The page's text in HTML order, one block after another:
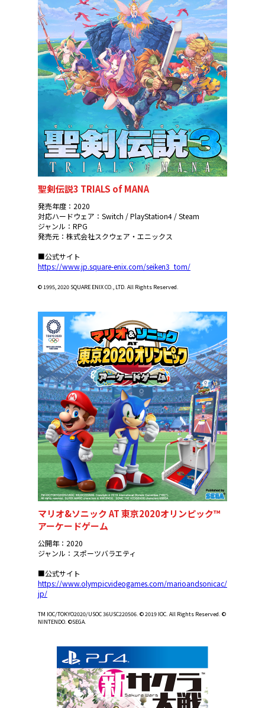
聖剣伝説3 TRIALS of MANA
発売年度：2020
対応ハードウェア：Switch / PlayStation4 / Steam
ジャンル：RPG
発売元：株式会社スクウェア・エニックス
■公式サイト
https://www.jp.square-enix.com/seiken3_tom/
© 1995, 2020 SQUARE ENIX CO., LTD. All Rights Reserved.
マリオ&ソニック AT 東京2020オリンピック™
アーケードゲーム
公開年：2020
ジャンル：スポーツバラエティ
■公式サイト
https://www.olympicvideogames.com/marioandsonicac/
jp/
TM IOC/TOKYO2020/USOC 36USC220506. © 2019 IOC. All Rights Reserved. ©
NINTENDO. ©SEGA.